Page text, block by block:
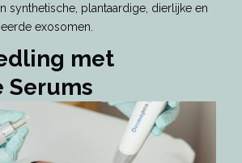
synthetische, plantaardige, dierlijke en
exosomen.
met
Serums